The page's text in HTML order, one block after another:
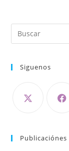
Siguenos
Publicaciónes